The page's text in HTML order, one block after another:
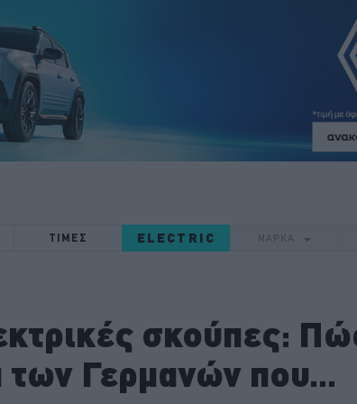
ΤΙΜΕΣ ELECTRIC ΜΑΡΚΑ
σκούπες:
των Γερμανών που...